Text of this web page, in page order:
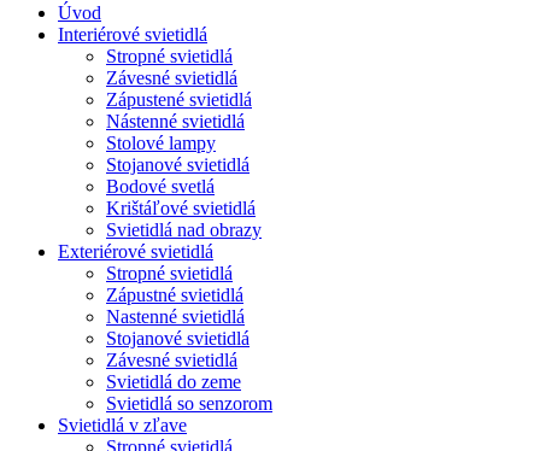
Úvod
Interiérové svietidlá
Stropné svietidlá
Závesné svietidlá
Zápustené svietidlá
Nástenné svietidlá
Stolové lampy
Stojanové svietidlá
Bodové svetlá
Krištáľové svietidlá
Svietidlá nad obrazy
Exteriérové svietidlá
Stropné svietidlá
Zápustné svietidlá
Nastenné svietidlá
Stojanové svietidlá
Závesné svietidlá
Svietidlá do zeme
Svietidlá so senzorom
Svietidlá v zľave
Stropné svietidlá